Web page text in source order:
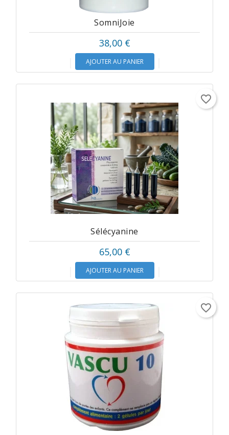
SomniJoie
38,00 €
AJOUTER AU PANIER
Sélécyanine
65,00 €
AJOUTER AU PANIER
favorite_border
favorite_border